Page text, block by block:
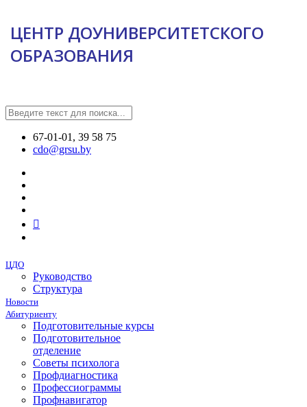
ЦЕНТР ДОУНИВЕРСИТЕТСКОГО
ОБРАЗОВАНИЯ
67-01-01, 39 58 75
cdo@grsu.by
ЦДО
Руководство
Структура
Новости
Абитуриенту
Подготовительные курсы
Подготовительное
отделение
Советы психолога
Профдиагностика
Профессиограммы
Профнавигатор